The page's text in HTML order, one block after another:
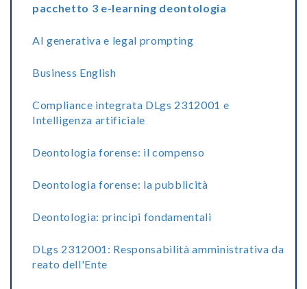
pacchetto 3 e-learning deontologia
AI generativa e legal prompting
Business English
Compliance integrata DLgs 2312001 e
Intelligenza artificiale
Deontologia forense: il compenso
Deontologia forense: la pubblicità
Deontologia: principi fondamentali
DLgs 2312001: Responsabilità amministrativa da
reato dell'Ente